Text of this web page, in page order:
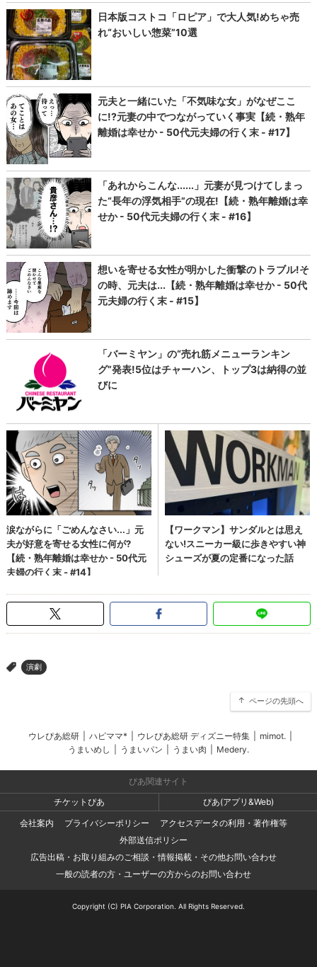
> 演劇
ページの先頭へ
ウレぴあ総研 ハピママ* ウレぴあ総研 ディズニー特集 mimot.
うまいめし
うまいパン うまい肉 Medery.
ぴあ関連サイト
チケットぴあ
ぴあ(アプリ&Web)
会社案内
プライバシーポリシー
アクセスデータの利用・著作権等
外部送信ポリシー
広告出稿・お取り組みのご相談・情報掲載・その他お問い合わせ
一般の読者の方・ユーザーの方からのお問い合わせ
Copyright (C) PIA Corporation. All Rights Reserved.